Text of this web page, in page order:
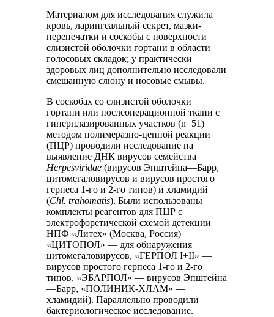
Материалом для исследования служила
кровь, ларингеальный секрет, мазки-
перепечатки и соскобы с поверхности
слизистой оболочки гортани в области
голосовых складок; у практически
здоровых лиц дополнительно исследовали
смешанную слюну и носовые смывы.
В соскобах со слизистой оболочки
гортани или послеоперационной ткани с
гиперплазированных участков (n=51)
методом полимеразно-цепной реакции
(ПЦР) проводили исследование на
выявление ДНК вирусов семейства
Herpesviridae (вирусов Эпштейна—Барр,
цитомегаловирусов и вирусов простого
герпеса 1-го и 2-го типов) и хламидий
(Сhl. trahomatis). Были использованы
комплекты реагентов для ПЦР с
электрофоретической схемой детекции
НПФ «Литех» (Москва, Россия)
«ЦИТОПОЛ» — для обнаружения
цитомегаловирусов, «ГЕРПОЛ I+II» —
вирусов простого герпеса 1-го и 2-го
типов, «ЭБАРПОЛ» — вирусов Эпштейна
—Барр, «ПОЛИНИК-ХЛАМ» —
хламидий). Параллельно проводили
бактериологическое исследование.